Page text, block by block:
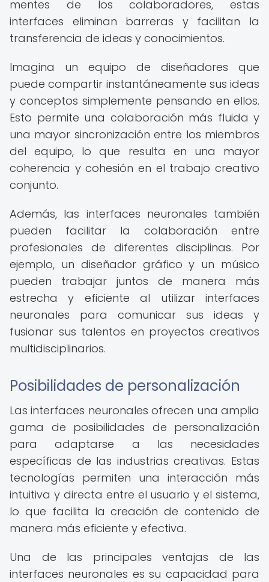
mentes de los colaboradores, estas
interfaces eliminan barreras y facilitan la
transferencia de ideas y conocimientos.
Imagina un equipo de diseñadores que
puede compartir instantáneamente sus ideas
y conceptos simplemente pensando en ellos.
Esto permite una colaboración más fluida y
una mayor sincronización entre los miembros
del equipo, lo que resulta en una mayor
coherencia y cohesión en el trabajo creativo
conjunto.
Además, las interfaces neuronales también
pueden facilitar la colaboración entre
profesionales de diferentes disciplinas. Por
ejemplo, un diseñador gráfico y un músico
pueden trabajar juntos de manera más
estrecha y eficiente al utilizar interfaces
neuronales para comunicar sus ideas y
fusionar sus talentos en proyectos creativos
multidisciplinarios.
Posibilidades de personalización
Las interfaces neuronales ofrecen una amplia
gama de posibilidades de personalización
para adaptarse a las necesidades
específicas de las industrias creativas. Estas
tecnologías permiten una interacción más
intuitiva y directa entre el usuario y el sistema,
lo que facilita la creación de contenido de
manera más eficiente y efectiva.
Una de las principales ventajas de las
interfaces neuronales es su capacidad para